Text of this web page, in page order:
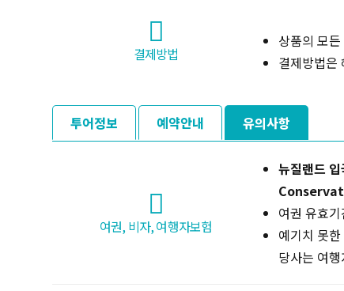
결제방법
상품의 모
결제방법은
투어정보 예약안내 유의사항
여권, 비자, 여행자보험
뉴질랜드
여권 유효
예기치 못
당사는 여